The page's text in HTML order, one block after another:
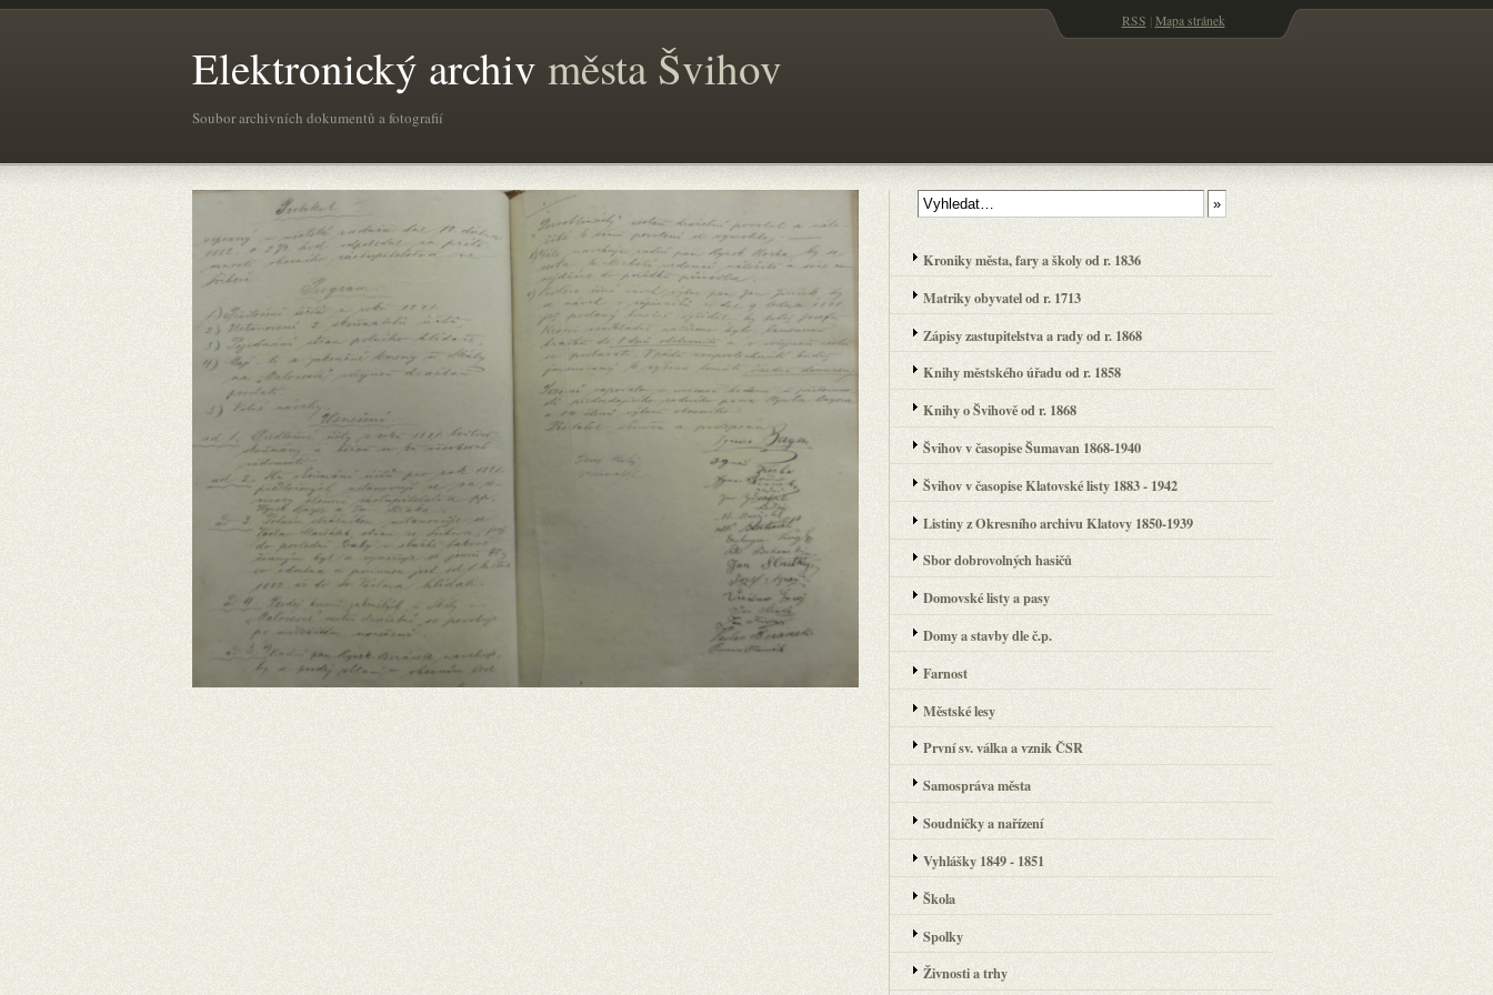
RSS | Mapa stránek
Elektronický archiv města Švihov
Soubor archivních dokumentů a fotografií
Kroniky města, fary a školy od r. 1836
Matriky obyvatel od r. 1713
Zápisy zastupitelstva a rady od r. 1868
Knihy městského úřadu od r. 1858
Knihy o Švihově od r. 1868
Švihov v časopise Šumavan 1868-1940
Švihov v časopise Klatovské listy 1883 - 1942
Listiny z Okresního archivu Klatovy 1850-1939
Sbor dobrovolných hasičů
Domovské listy a pasy
Domy a stavby dle č.p.
Farnost
Městské lesy
První sv. válka a vznik ČSR
Samospráva města
Soudničky a nařízení
Vyhlášky 1849 - 1851
Škola
Spolky
Živnosti a trhy